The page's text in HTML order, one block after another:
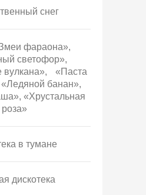
снег
фараона»,
светофор»,
вулкана», «Паста
банан»,
«Хрустальная
роза»
в тумане
дискотека